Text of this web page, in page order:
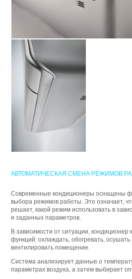
АВТОМАТИЧЕСКАЯ СМЕНА РЕЖИМОВ
Современные кондиционеры оснащены
выбора режимов работы. Это означает,
решает, какой режим использовать в
и заданных параметров.
В зависимости от ситуации, кондиционер
функций: охлаждать, обогревать, осушать
вентилировать помещение.
Система анализирует данные о
параметрах воздуха, а затем выбирает